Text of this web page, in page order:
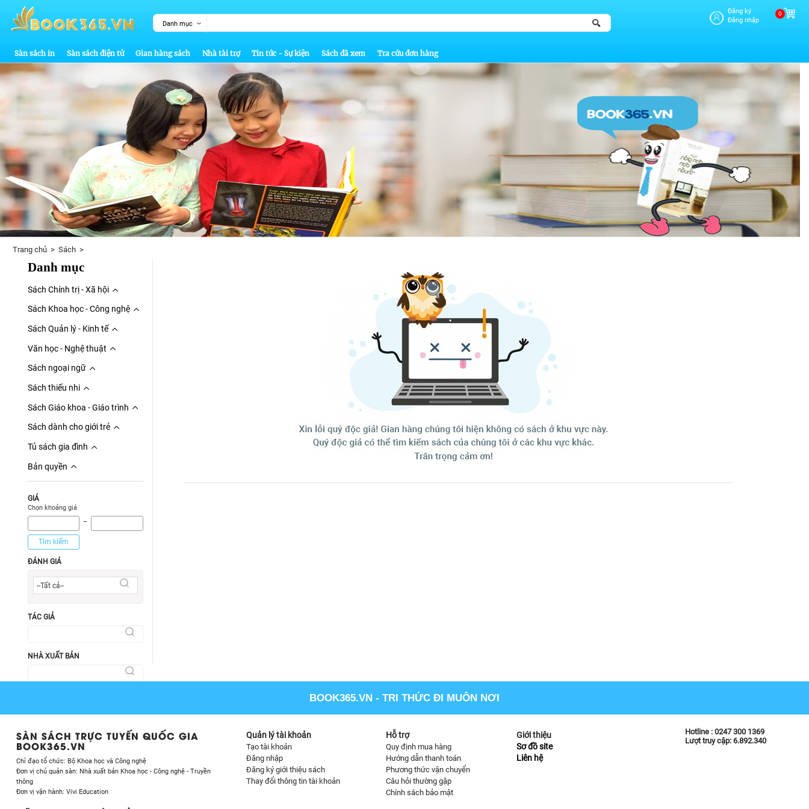
Danh mục
Đăng ký
Đăng nhập
0
Sàn sách in Sàn sách điện tử Gian hàng sách Nhà tài trợ Tin tức - Sự kiện Sách đã xem Tra cứu đơn hàng
Trang chủ> Sách>
Danh mục
Sách Chính trị - Xã hội
Sách Khoa học - Công nghệ
Sách Quản lý - Kinh tế
Văn học - Nghệ thuật
Sách ngoại ngữ
Sách thiếu nhi
Sách Giáo khoa - Giáo trình
Sách dành cho giới trẻ
Tủ sách gia đình
Bản quyền
GIÁ
Chọn khoảng giá
‾
Tìm kiếm
ĐÁNH GIÁ
--Tất cả--
TÁC GIẢ
NHÀ XUẤT BẢN
BOOK365.VN - TRI THỨC ĐI MUÔN NƠI
SÀN SÁCH TRỰC TUYẾN QUỐC GIA
BOOK365.VN
Chỉ đạo tổ chức: Bộ Khoa học và Công nghệ
Đơn vị chủ quản sàn: Nhà xuất bản Khoa học - Công nghệ - Truyền
thông
Đơn vị vận hành: Vivi Education
Quản lý tài khoản
Tạo tài khoản
Đăng nhập
Đăng ký giới thiệu sách
Thay đổi thông tin tài khoản
Hỗ trợ
Quy định mua hàng
Hướng dẫn thanh toán
Phương thức vận chuyển
Câu hỏi thường gặp
Chính sách bảo mật
Giới thiệu
Sơ đồ site
Liên hệ
Hotline : 0247 300 1369
Lượt truy cập: 6.892.340